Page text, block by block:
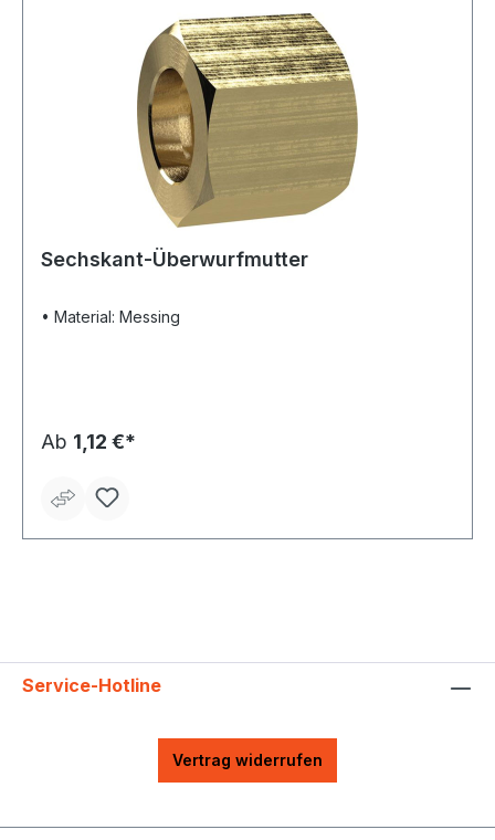
Sechskant-Überwurfmutter
• Material: Messing
Ab 1,12 €*
Service-Hotline
Vertrag widerrufen